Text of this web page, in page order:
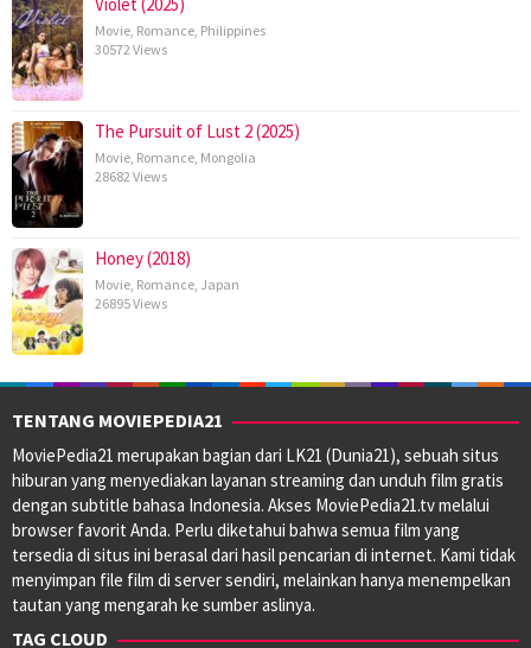
Movie Romance Philippines
30572 Views
The Pursuit of Lust 2 (2025)
Movie Romance Mongolia
28682 Views
Honey (2018)
Movie Romance Japan
26895 Views
TENTANG MOVIEPEDIA21
MoviePedia21 merupakan bagian dari LK21 (Dunia21), sebuah situs
hiburan yang menyediakan layanan streaming dan unduh film gratis
dengan subtitle bahasa Indonesia. Akses MoviePedia21.tv melalui
browser favorit Anda. Perlu diketahui bahwa semua film yang
tersedia di situs ini berasal dari hasil pencarian di internet. Kami tidak
menyimpan file film di server sendiri, melainkan hanya menempelkan
tautan yang mengarah ke sumber aslinya.
TAG CLOUD